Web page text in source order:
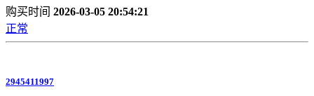
购买时间 2026-03-05 20:54:21
正常
2945411997